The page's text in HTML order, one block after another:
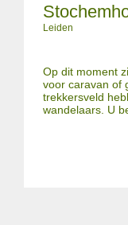
Leiden
Op dit moment
voor caravan of
trekkersveld
wandelaars. U